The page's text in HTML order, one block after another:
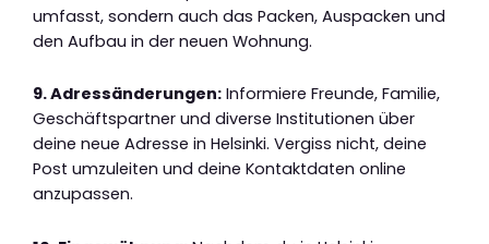
umfasst, sondern auch das Packen, Auspacken und
den Aufbau in der neuen Wohnung.
9. Adressänderungen: Informiere Freunde, Familie,
Geschäftspartner und diverse Institutionen über
deine neue Adresse in Helsinki. Vergiss nicht, deine
Post umzuleiten und deine Kontaktdaten online
anzupassen.